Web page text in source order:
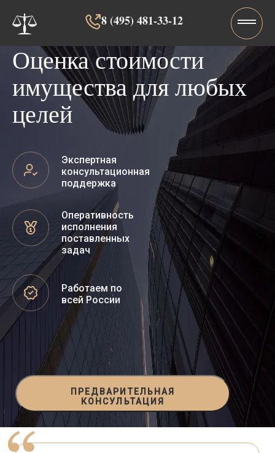
8 (495) 481-33-12‬‬
Оценка стоимости
имущества для любых
целей
Экспертная
консультационная
поддержка
Оперативность
исполнения
поставленных
задач
Работаем по
всей России
ПРЕДВАРИТЕЛЬНАЯ
КОНСУЛЬТАЦИЯ